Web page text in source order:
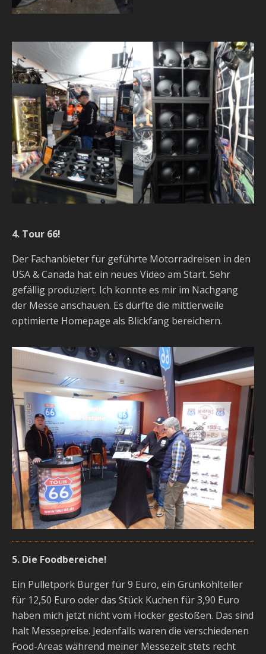
4. Tour 66!
Der Fachanbieter für geführte Motorradreisen in den
USA & Canada hat ein neues Video am Start. Sehr
gefällig produziert. Ich konnte es mir im Nachgang
der Messe anschauen. Es dürfte die mittlerweile
optimierte Homepage als Blickfang bereichern.
5. Die Foodbereiche!
Ein Pulletpork Burger für 9 Euro, ein Grünkohlteller
für 12,50 Euro oder das Stück Kuchen für 3,90 Euro
haben mich jetzt nicht vom Hocker gestoßen. Das sind
halt Messepreise. Jedenfalls waren die verschiedenen
Food-Areas während meiner Messezeit stets recht